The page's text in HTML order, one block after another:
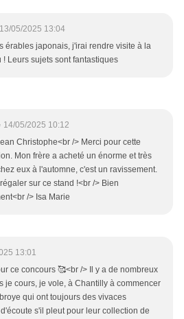
13/05/2025 13:04
érables japonais, j'irai rendre visite à la
Leurs sujets sont fantastiques
14/05/2025 10:12
Christophe<br /> Merci pour cette
Mon frère a acheté un énorme et très
eux à l'automne, c'est un ravissement.
sur ce stand !<br /> Bien
/> Isa Marie
13:01
ce concours 🥰<br /> Il y a de nombreux
je cours, je vole, à Chantilly à commencer
qui ont toujours des vivaces
s'il pleut pour leur collection de